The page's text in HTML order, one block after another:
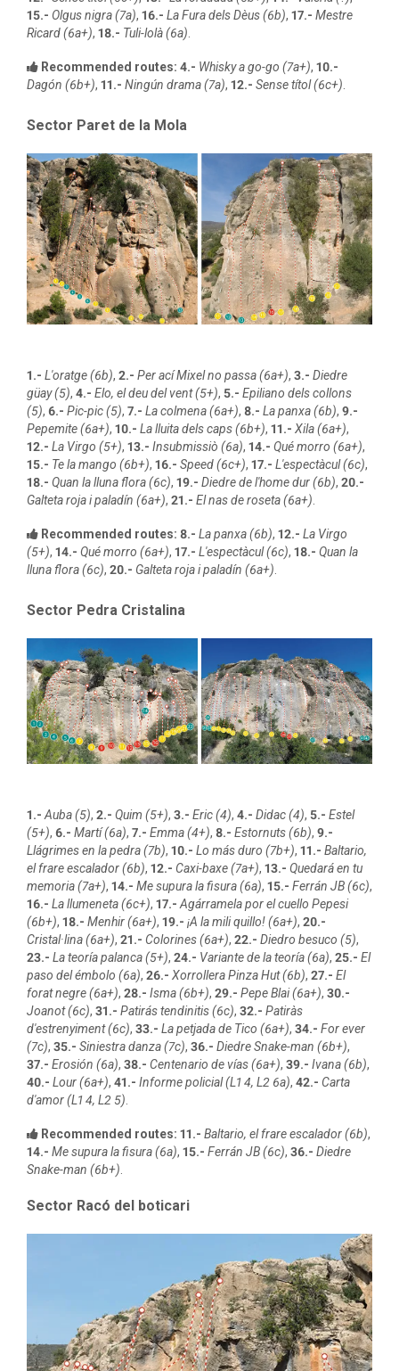
15.- Olgus nigra (7a), 16.- La Fura dels Dèus (6b), 17.- Mestre
Ricard (6a+), 18.- Tuli-lolà (6a)
Recommended routes: 4.- Whisky a go-go (7a+), 10.-
Dagón (6b+), 11.- Ningún drama (7a), 12.- Sense títol (6c+)
Sector Paret de la Mola
1.- L'oratge (6b), 2.- Per ací Mixel no passa (6a+), 3.- Diedre
güay (5), 4.- Elo, el deu del vent (5+), 5.- Epiliano dels collons
(5), 6.- Pic-pic (5), 7.- La colmena (6a+), 8.- La panxa (6b), 9.-
Pepemite (6a+), 10.- La lluita dels caps (6b+), 11.- Xila (6a+),
12.- La Virgo (5+), 13.- Insubmissiò (6a), 14.- Qué morro (6a+),
15.- Te la mango (6b+), 16.- Speed (6c+), 17.- L'espectàcul (6c),
18.- Quan la lluna flora (6c), 19.- Diedre de l'home dur (6b), 20.-
Galteta roja i paladín (6a+), 21.- El nas de roseta (6a+)
Recommended routes: 8.- La panxa (6b), 12.- La Virgo
(5+), 14.- Qué morro (6a+), 17.- L'espectàcul (6c), 18.- Quan la
lluna flora (6c), 20.- Galteta roja i paladín (6a+)
Sector Pedra Cristalina
1.- Auba (5), 2.- Quim (5+), 3.- Eric (4), 4.- Didac (4), 5.- Estel
(5+), 6.- Martí (6a), 7.- Emma (4+), 8.- Estornuts (6b), 9.-
Llágrimes en la pedra (7b), 10.- Lo más duro (7b+), 11.- Baltario,
el frare escalador (6b), 12.- Caxi-baxe (7a+), 13.- Quedará en tu
memoria (7a+), 14.- Me supura la fisura (6a), 15.- Ferrán JB (6c),
16.- La llumeneta (6c+), 17.- Agárramela por el cuello Pepesi
(6b+), 18.- Menhir (6a+), 19.- ¡A la mili quillo! (6a+), 20.-
Cristal·lina (6a+), 21.- Colorines (6a+), 22.- Diedro besuco (5),
23.- La teoría palanca (5+), 24.- Variante de la teoría (6a), 25.- El
paso del émbolo (6a), 26.- Xorrollera Pinza Hut (6b), 27.- El
forat negre (6a+), 28.- Isma (6b+), 29.- Pepe Blai (6a+), 30.-
Joanot (6c), 31.- Patirás tendinitis (6c), 32.- Patiràs
d'estrenyiment (6c), 33.- La petjada de Tico (6a+), 34.- For ever
(7c), 35.- Siniestra danza (7c), 36.- Diedre Snake-man (6b+),
37.- Erosión (6a), 38.- Centenario de vías (6a+), 39.- Ivana (6b),
40.- Lour (6a+), 41.- Informe policial (L1 4, L2 6a), 42.- Carta
d'amor (L1 4, L2 5).
Recommended routes: 11.- Baltario, el frare escalador (6b),
14.- Me supura la fisura (6a), 15.- Ferrán JB (6c), 36.- Diedre
Snake-man (6b+).
Sector Racó del boticari